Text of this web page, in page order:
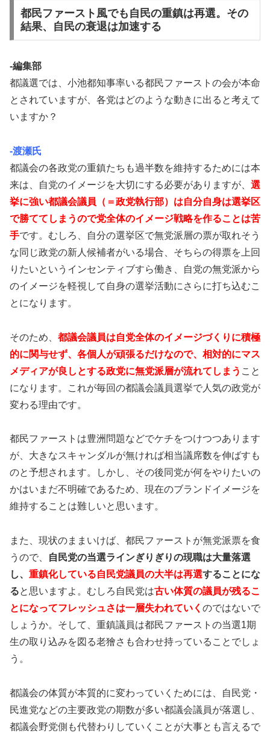
都民ファースト風でも自民の重鎮は再選。その
結果、自民の衰退は加速する
-編集部
都議選では、小池都知事率いる都民ファーストの会が本命
とされていますが、各党はどのような動きに出ると考えて
いますか？
-渡瀬氏
都議会の各政党の重鎮たちも過半数を維持するためには本
来は、自党のイメージを大切にする必要がありますが、 選
挙に強い都議会議員（＝政党執行部）は自分自身は選挙区
で勝ててしまうので党全体のイメージ戦略を作ることは苦
手です。むしろ、自分の選挙区で無党派層の票が取れそう
な同じ政党の新人候補者がいる場合、そちらの得票を上回
りたいというインセンティブすら働き、自党の無党派から
のイメージを軽視して自身の選挙活動にさらに打ち込むこ
とになります。
そのため、 都議会議員は自党全体のイメージづくりに積極
的に関与せず、各個人が頑張るだけなので、相対的にマス
メディアが良しとする政党に無党派層が流れてしまう こと
になります。これが毎回の都議会議員選挙で人気の政党が
変わる理由です。
都民ファーストは豊洲問題などでケチをつけつつあります
が、大きなスキャンダルが無ければ相当議席数を伸ばすも
のと予想されます。しかし、その後同党が何をやりたいの
かはいまだ不明確であるため、現在のブランドイメージを
維持することは難しいと思います。
また、現状のままいけば、都民ファーストが無党派票を食
うので、
自民党の当選ラインぎりぎりの現職は大量落選
し、 重鎮化している自民党議員の大半は再選することにな
ると思いますよ。むしろ自民党は古い体質の議員が残るこ
とになってフレッシュさは一層失われていく のではないで
しょうか。そして、重鎮議員は都民ファーストの当選1期
生の取り込みを図る老獪さも合わせ持っていることでしょ
う。
都議会の体質が本質的に変わっていくためには、自民党・
民進党などの主要政党の期数が多い都議会議員が落選し、
都議会野党側も代替わりしていくことが大事とも言えるで